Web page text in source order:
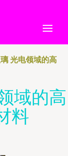
光电领域的高
域的高
料